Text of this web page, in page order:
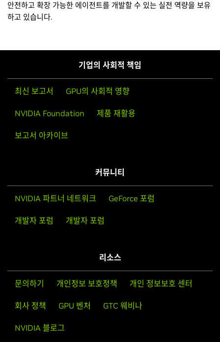
안전하고 확장 가능한 에이전트를 개발할 수 있는 실전 역량을 보유
하고 있습니다.
NVIDIA AI 팩토리전문 파트너는 대규모 인텔리전스 도입을 가속화
하기 위해 사전 엔지니어링된 랙 레벨 설계와 통합 소프트웨어 스택
갖추고 있으며,
NVIDIA의 엔터프라이즈 레퍼런스 아키텍처
임베디드 AI 분야의 전문 파트너는 엣지 및 임베디드 디바이스에 지
능형 모델을 개발하고 배포하는 데 특화되어 있습니다. 하드웨어 설
를 고려한 설계 접근 방식을 취하며, 고객의 특정 요구 사항에 최적
피지컬 AI 파트너는 공장 내 로봇이나 자율주행 자동차와 같은 오토
노머스 머신이 실제 물리적 세계에서 인식하고, 이해하며, 복잡한 행
데이터, 로보틱스 플랫폼, 하드웨어 인터페이스와 통합하여 신뢰성
Intelligence) 솔루션을 개발하는 능력을 갖추고 있어야 합니다.
레퍼런스 플랫폼 NVIDIA 클라우드 파트너
레퍼런스 플랫폼 NCP는NVIDIA 클라우드 파트너를 위한 전문 분
야로, NPN 프로그램과 연계되어 NVIDIA 풀스택 인프라 기반의 AI
고객에게 NVIDIA 플랫폼 전체를 공급할 수 있는 역량을 갖춘 글로
기업의 사회적 책임
최신 보고서 GPU의 사회적 영향
NVIDIA Foundation 제품 재활용
보고서 아카이브
커뮤니티
NVIDIA 파트너 네트워크 GeForce 포럼
개발자 포럼 개발자 포럼
리소스
문의하기 개인정보 보호정책 개인 정보보호 센터
회사 정책 GPU 벤처 GTC 웨비나
NVIDIA 블로그